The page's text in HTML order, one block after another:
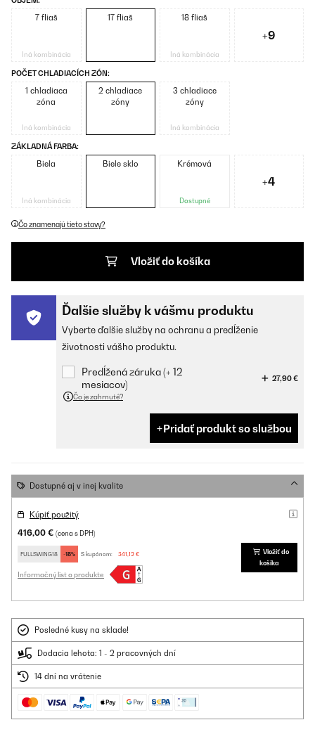
7 fliaš
Iná kombinácia
17 fliaš 18 fliaš
Iná kombinácia
+9
POČET CHLADIACÍCH ZÓN:
1 chladiaca
zóna
Iná kombinácia
2 chladiace
zóny
3 chladiace
zóny
Iná kombinácia
ZÁKLADNÁ FARBA:
Biela
Iná kombinácia
Biele sklo Krémová
Dostupné
+4
Čo znamenajú tieto stavy?
Vložiť do košíka
Ďalšie služby k vášmu produktu
Vyberte ďalšie služby na ochranu a predĺženie
životnosti vášho produktu.
Predĺžená záruka (+ 12
mesiacov)
27,90 €
Čo je zahrnuté?
Pridať produkt so službou
Dostupné aj v inej kvalite
Kúpiť použitý
416,00 € (cena s DPH)
FULLSWING18 -18% S kupónom: 341,12 €
Informačný list o produkte
Vložiť do
košíka
Posledné kusy na sklade!
Dodacia lehota: 1 - 2 pracovných dní
14 dní na vrátenie